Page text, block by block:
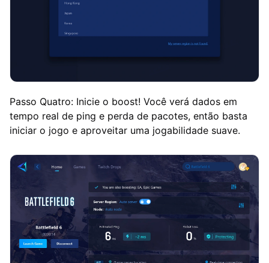
Passo Quatro: Inicie o boost! Você verá dados em
tempo real de ping e perda de pacotes, então basta
iniciar o jogo e aproveitar uma jogabilidade suave.